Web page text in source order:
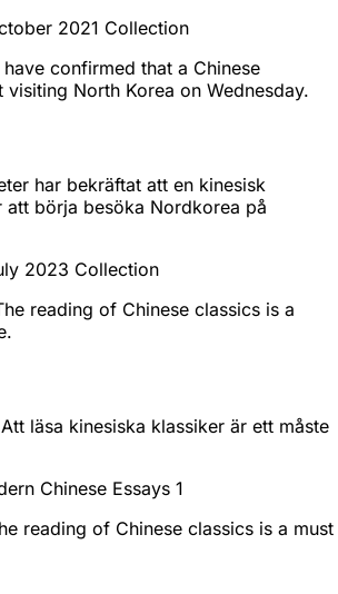
2021 Collection
confirmed that a Chinese
North Korea on Wednesday.
har bekräftat att en kinesisk
att börja besöka Nordkorea på
2023 Collection
reading of Chinese classics is a
läsa kinesiska klassiker är ett måste
Chinese Essays 1
reading of Chinese classics is a must